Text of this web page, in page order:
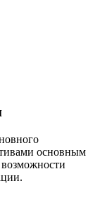
основным
возможности